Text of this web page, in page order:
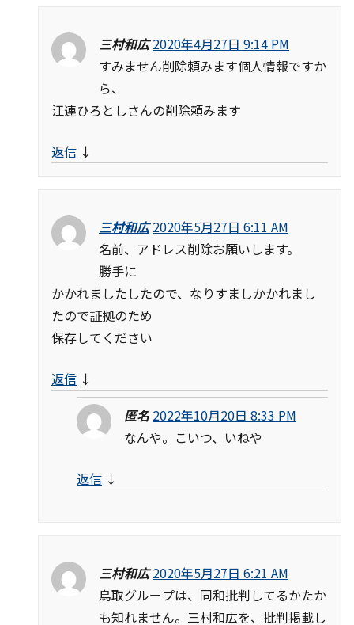
三村和広 2020年4月27日 9:14 PM
すみません削除頼みます個人情報ですか
ら、
江連ひろとしさんの削除頼みます
返信 ↓
三村和広 2020年5月27日 6:11 AM
名前、アドレス削除お願いします。
勝手に
かかれましたしたので、なりすましかかれまし
たので証拠のため
保存してください
返信 ↓
匿名 2022年10月20日 8:33 PM
なんや。こいつ、いねや
返信 ↓
三村和広 2020年5月27日 6:21 AM
鳥取グループは、同和批判してるかたか
も知れません。三村和広を、批判掲載し